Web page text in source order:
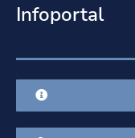
Infoportal